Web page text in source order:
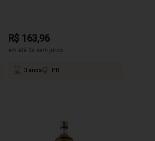
R$ 163,96
em até 2x sem juros
3 anos PR